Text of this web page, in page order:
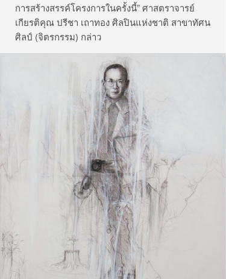
การสร้างสรรค์โครงการในครั้งนี้” ศาสตราจารย์
เกียรติคุณ ปรีชา เถาทอง ศิลปินแห่งชาติ สาขาทัศน
ศิลป์ (จิตรกรรม) กล่าว